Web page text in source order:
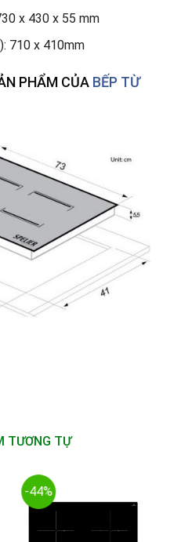
x 430 x 55 mm
710 x 410mm
PHẨM CỦA BẾP TỪ
TƯƠNG TỰ
-44%